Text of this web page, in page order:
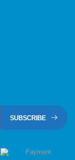
SUBSCRIBE